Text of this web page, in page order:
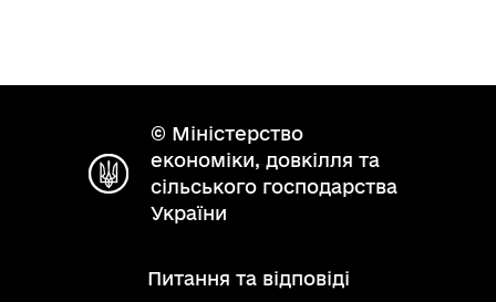
© Міністерство
економіки, довкілля та
сільського господарства
України
Питання та відповіді